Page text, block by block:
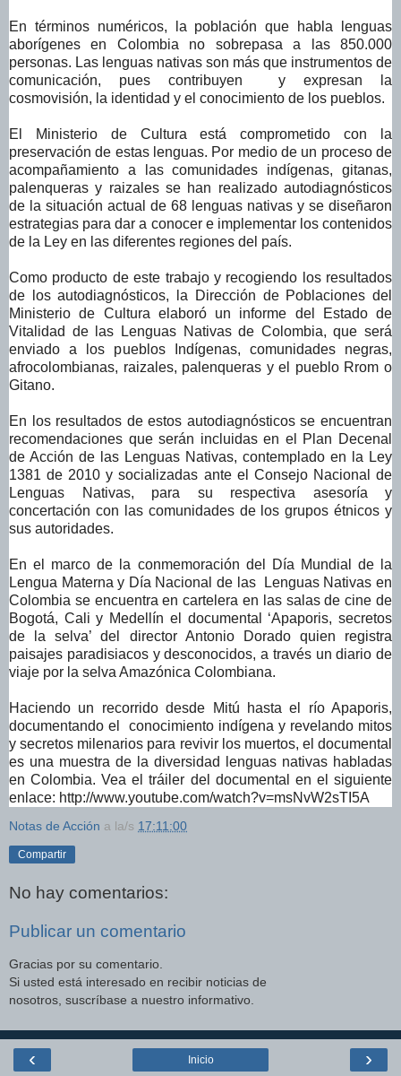
En términos numéricos, la población que habla lenguas
aborígenes en Colombia no sobrepasa a las 850.000
personas. Las lenguas nativas son más que instrumentos de
comunicación, pues contribuyen y expresan la
cosmovisión, la identidad y el conocimiento de los pueblos.
El Ministerio de Cultura está comprometido con la
preservación de estas lenguas. Por medio de un proceso de
acompañamiento a las comunidades indígenas, gitanas,
palenqueras y raizales se han realizado autodiagnósticos
de la situación actual de 68 lenguas nativas y se diseñaron
estrategias para dar a conocer e implementar los contenidos
de la Ley en las diferentes regiones del país.
Como producto de este trabajo y recogiendo los resultados
de los autodiagnósticos, la Dirección de Poblaciones del
Ministerio de Cultura elaboró un informe del Estado de
Vitalidad de las Lenguas Nativas de Colombia, que será
enviado a los pueblos Indígenas, comunidades negras,
afrocolombianas, raizales, palenqueras y el pueblo Rrom o
Gitano.
En los resultados de estos autodiagnósticos se encuentran
recomendaciones que serán incluidas en el Plan Decenal
de Acción de las Lenguas Nativas, contemplado en la Ley
1381 de 2010 y socializadas ante el Consejo Nacional de
Lenguas Nativas, para su respectiva asesoría y
concertación con las comunidades de los grupos étnicos y
sus autoridades.
En el marco de la conmemoración del Día Mundial de la
Lengua Materna y Día Nacional de las Lenguas Nativas en
Colombia se encuentra en cartelera en las salas de cine de
Bogotá, Cali y Medellín el documental ‘Apaporis, secretos
de la selva’ del director Antonio Dorado quien registra
paisajes paradisiacos y desconocidos, a través un diario de
viaje por la selva Amazónica Colombiana.
Haciendo un recorrido desde Mitú hasta el río Apaporis,
documentando el conocimiento indígena y revelando mitos
y secretos milenarios para revivir los muertos, el documental
es una muestra de la diversidad lenguas nativas habladas
en Colombia. Vea el tráiler del documental en el siguiente
enlace: http://www.youtube.com/watch?v=msNvW2sTI5A
Notas de Acción a la/s 17:11:00
Compartir
No hay comentarios:
Publicar un comentario
Gracias por su comentario.
Si usted está interesado en recibir noticias de
nosotros, suscríbase a nuestro informativo.
‹ ›
Inicio